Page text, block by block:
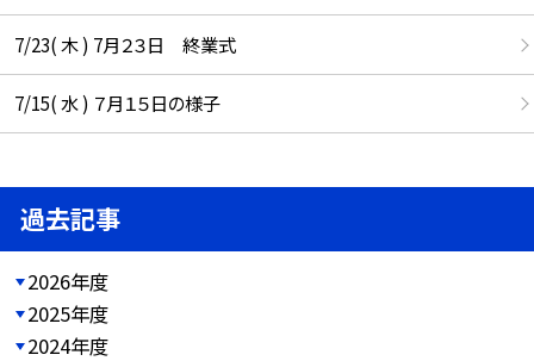
7/23( 木 ) 7月２３日 終業式
7/15( 水 ) ７月１５日の様子
過去記事
2026年度
2025年度
2024年度